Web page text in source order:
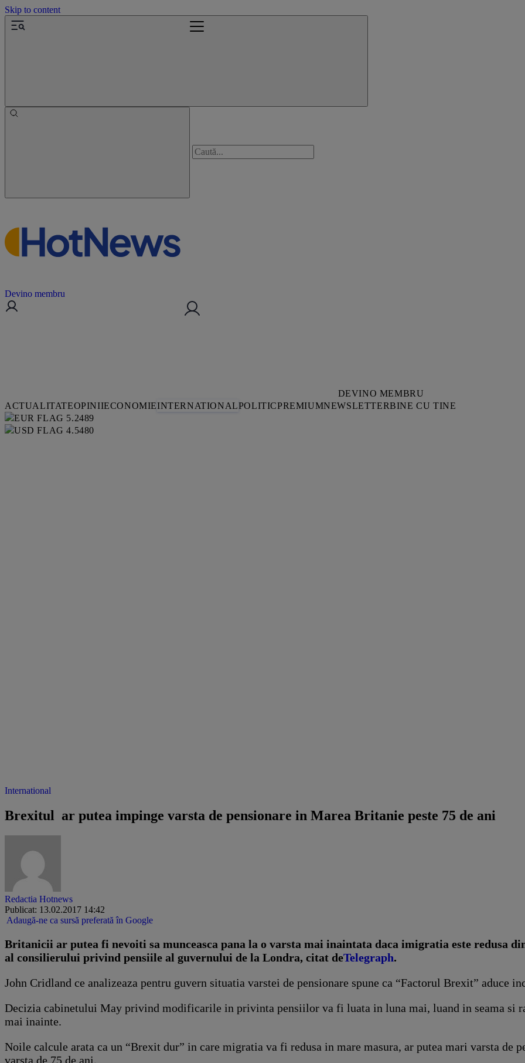
Skip to content
Devino membru
DEVINO MEMBRU
ACTUALITATEOPINIIECONOMIEINTERNATIONALPOLITICPREMIUMNEWSLETTERBINE CU TINE
5.2489
4.5480
International
Brexitul ar putea impinge varsta de pensionare in Marea Britanie peste 75 de ani
Redactia Hotnews
Publicat: 13.02.2017 14:42
Adaugă-ne ca sursă preferată în Google
Britanicii ar putea fi nevoiti sa munceasca pana la o varsta mai inaintata daca imigratia este redusa
al consilierului privind pensiile al guvernului de la Londra, citat deTelegraph.
John Cridland ce analizeaza pentru guvern situatia varstei de pensionare spune ca “Factorul Brexit” aduce
Decizia cabinetului May privind modificarile in privinta pensiilor va fi luata in luna mai, luand in seama si
mai inainte.
Noile calcule arata ca un “Brexit dur” in care migratia va fi redusa in mare masura, ar putea mari varsta de
varsta de 75 de ani.